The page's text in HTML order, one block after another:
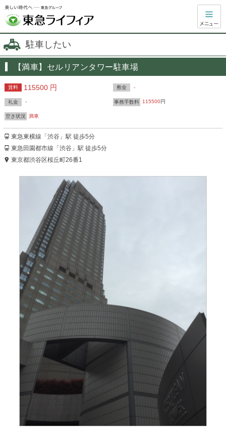
駐車したい
【満車】セルリアンタワー駐車場
賃料 115500 円 敷金 -
礼金 - 事務手数料 115500円
空き状況 満車
東急東横線「渋谷」駅 徒歩5分
東急田園都市線「渋谷」駅 徒歩5分
東京都渋谷区桜丘町26番1